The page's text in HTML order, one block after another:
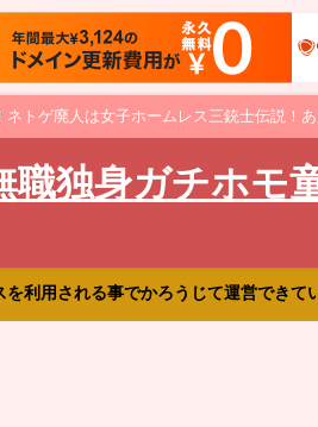
トゲ廃人は女子ホームレス三銃士伝説！
独身ガチホモ
利用される事でかろうじて運営できて